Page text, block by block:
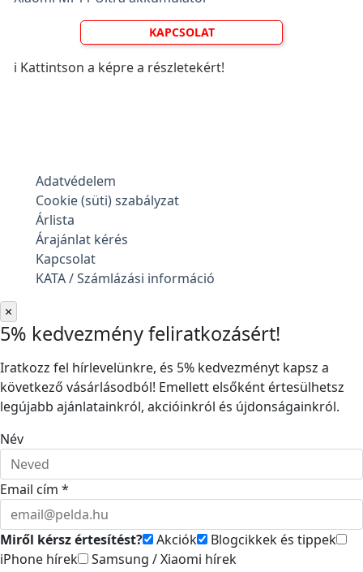
KAPCSOLAT
ℹ️ Kattintson a képre a részletekért!
Adatvédelem
Cookie (süti) szabályzat
Árlista
Árajánlat kérés
Kapcsolat
KATA / Számlázási információ
×
5% kedvezmény feliratkozásért!
Iratkozz fel hírlevelünkre, és 5% kedvezményt kapsz a
következő vásárlásodból! Emellett elsőként értesülhetsz
legújabb ajánlatainkról, akcióinkról és újdonságainkról.
Név
Email cím *
Miről kérsz értesítést? Akciók
Blogcikkek és tippek
iPhone hírek
Samsung / Xiaomi hírek